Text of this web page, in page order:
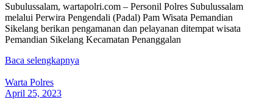
Subulussalam, wartapolri.com – Personil Polres Subulussalam
melalui Perwira Pengendali (Padal) Pam Wisata Pemandian
Sikelang berikan pengamanan dan pelayanan ditempat wisata
Pemandian Sikelang Kecamatan Penanggalan
Baca selengkapnya
Warta Polres
April 25, 2023